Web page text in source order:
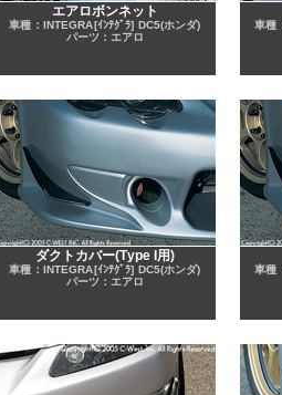
エアロボンネット
車種：INTEGRA[ｲﾝﾃｸﾞﾗ] DC5(ホンダ)
パーツ：エアロ
車種
ダクトカバー(Type I用)
車種：INTEGRA[ｲﾝﾃｸﾞﾗ] DC5(ホンダ)
パーツ：エアロ
車種